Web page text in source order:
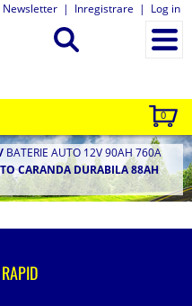
Newsletter | Inregistrare | Log in
0
/ BATERIE AUTO 12V 90AH 760A
CARANDA DURABILA 88AH